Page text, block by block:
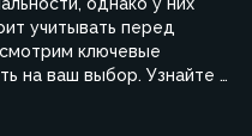
учитывать перед
ключевые
на ваш выбор. Узнайте о